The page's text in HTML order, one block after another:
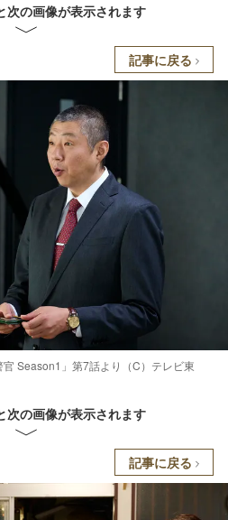
次の画像が表示されます
記事に戻る
Season1」第7話より（C）テレビ東
次の画像が表示されます
記事に戻る